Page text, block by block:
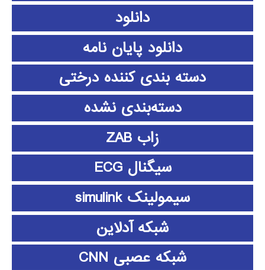
دانلود
دانلود پايان نامه
دسته بندی کننده درختی
دسته‌بندی نشده
زاب ZAB
سیگنال ECG
سیمولینک simulink
شبکه آدلاین
شبکه عصبی CNN